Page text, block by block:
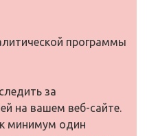
программы
за
на вашем веб-сайте.
минимум один